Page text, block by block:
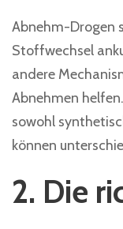
Abnehm-Drogen
Stoffwechsel
andere
Abnehmen
sowohl
können
2. Die